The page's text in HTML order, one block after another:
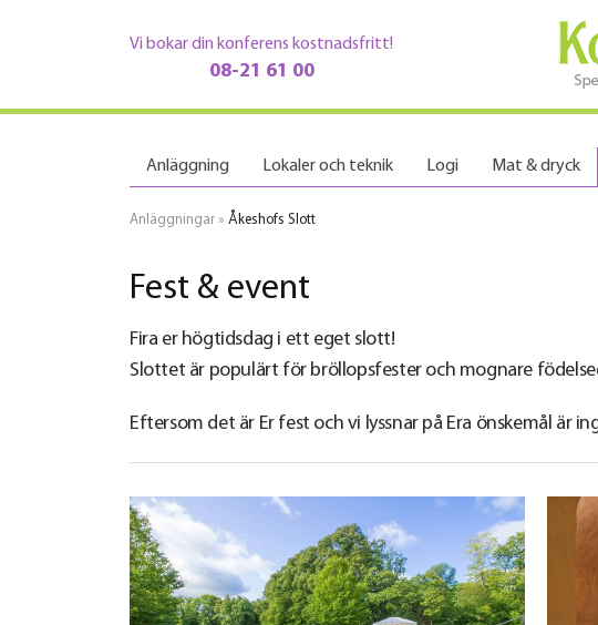
Vi bokar din konferens kostnadsfritt!
08-21 61 00
Anläggning Lokaler och teknik Logi Mat & dryck
Anläggningar » Åkeshofs Slott
Fest & event
Fira er högtidsdag i ett eget slott!
Slottet är populärt för bröllopsfester och mognare
Eftersom det är Er fest och vi lyssnar på Era önskemål är